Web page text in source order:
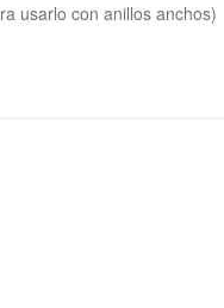
usarlo con anillos anchos)